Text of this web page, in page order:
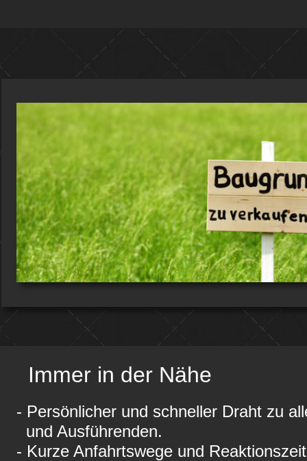
Immer in der Nähe
- Persönlicher und schneller Draht zu
und Ausführenden.
- Kurze Anfahrtswege und